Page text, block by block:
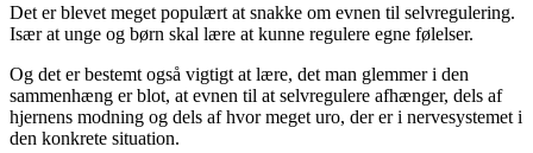
Det er blevet meget populært at snakke om evnen til selvregulering.
Især at unge og børn skal lære at kunne regulere egne følelser.
Og det er bestemt også vigtigt at lære, det man glemmer i den
sammenhæng er blot, at evnen til at selvregulere afhænger, dels af
hjernens modning og dels af hvor meget uro, der er i nervesystemet i
den konkrete situation.